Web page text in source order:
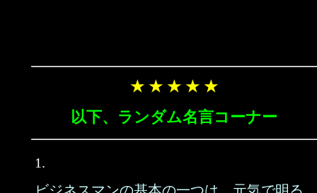
★ ★ ★ ★ ★
以下、ランダム名言コーナー
1.